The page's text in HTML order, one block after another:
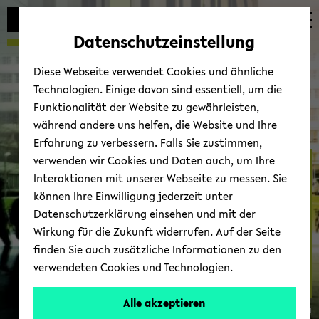
Automatische
vermeiden
zum
wechseln
zum
wechseln
zum
wechseln
For­schung
© Uni­ver­si­tät Bie­le­feld
Datenschutzeinstellung
Diese Webseite verwendet Cookies und ähnliche
Technologien. Einige davon sind essentiell, um die
Funktionalität der Website zu gewährleisten,
während andere uns helfen, die Website und Ihre
Erfahrung zu verbessern. Falls Sie zustimmen,
verwenden wir Cookies und Daten auch, um Ihre
Interaktionen mit unserer Webseite zu messen. Sie
können Ihre Einwilligung jederzeit unter
Datenschutzerklärung einsehen und mit der
Wirkung für die Zukunft widerrufen. Auf der Seite
finden Sie auch zusätzliche Informationen zu den
verwendeten Cookies und Technologien.
Alle akzeptieren